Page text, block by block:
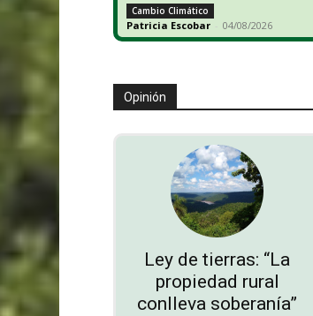
Cambio Climático
Patricia Escobar - 04/08/2026
Opinión
Ley de tierras: “La
propiedad rural
conlleva soberanía”